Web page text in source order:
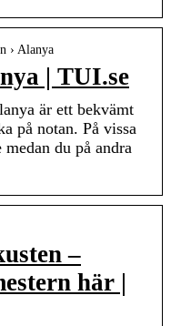
› Alanya
| TUI.se
är ett bekvämt
på notan. På vissa
du på andra
–
här |